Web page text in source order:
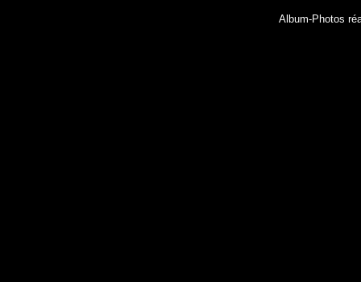
Album-Photos